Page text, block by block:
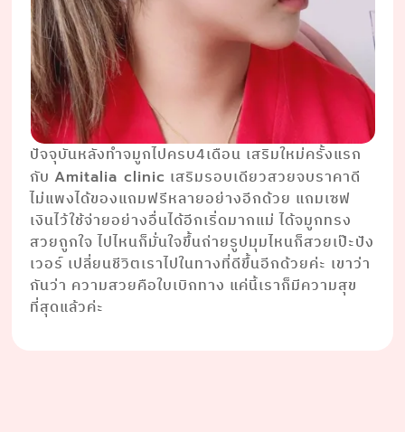
ปัจจุบันหลังทำจมูกไปครบ4เดือน เสริมใหม่ครั้งแรก
กับAmitalia clinic เสริมรอบเดียวสวยจบราคาดี
ไม่แพงได้ของแถมฟรีหลายอย่างอีกด้วย แถมเซฟ
เงินไว้ใช้จ่ายอย่างอื่นได้อีกเริ่ดมากแม่ ได้จมูกทรง
สวยถูกใจ ไปไหนก็มั่นใจขึ้นถ่ายรูปมุมไหนก็สวยเป๊ะปัง
เวอร์ เปลี่ยนชีวิตเราไปในทางที่ดีขึ้นอีกด้วยค่ะ เขาว่า
กันว่า ความสวยคือใบเบิกทาง แค่นี้เราก็มีความสุข
ที่สุดแล้วค่ะ